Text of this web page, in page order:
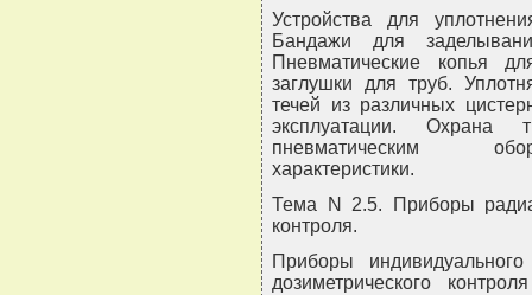
Устройства для
Бандажи для
Пневматические копья
заглушки для труб.
течей из различных
эксплуатации.
пневматическим
характеристики.
Тема N 2.5. Приборы
контроля.
Приборы
дозиметрического